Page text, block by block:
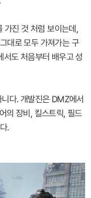
가진 것 처럼 보이는데,
대로 모두 가져가는 구
도 처음부터 배우고 성
다. 개발진은 DMZ에서
의 장비, 킬스트릭, 필드
.